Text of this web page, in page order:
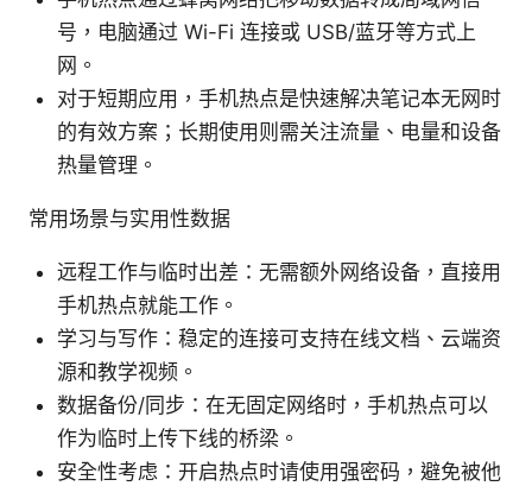
号，电脑通过 Wi-Fi 连接或 USB/蓝牙等方式上
网。
对于短期应用，手机热点是快速解决笔记本无网时
的有效方案；长期使用则需关注流量、电量和设备
热量管理。
常用场景与实用性数据
远程工作与临时出差：无需额外网络设备，直接用
手机热点就能工作。
学习与写作：稳定的连接可支持在线文档、云端资
源和教学视频。
数据备份/同步：在无固定网络时，手机热点可以
作为临时上传下线的桥梁。
安全性考虑：开启热点时请使用强密码，避免被他